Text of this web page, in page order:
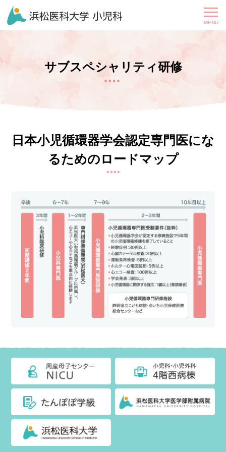
サブスペシャリティ研修
日本小児循環器学会認定専門医にな
るためのロードマップ